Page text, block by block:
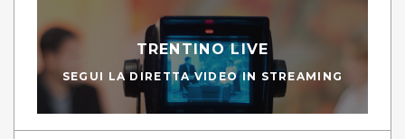
TRENTINO LIVE
SEGUI LA DIRETTA VIDEO IN STREAMING